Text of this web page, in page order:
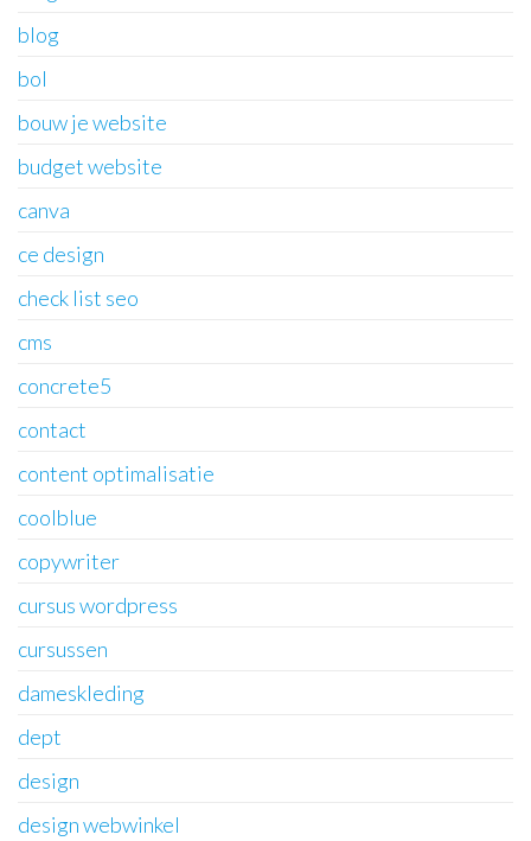
blog
bol
bouw je website
budget website
canva
ce design
check list seo
cms
concrete5
contact
content optimalisatie
coolblue
copywriter
cursus wordpress
cursussen
dameskleding
dept
design
design webwinkel